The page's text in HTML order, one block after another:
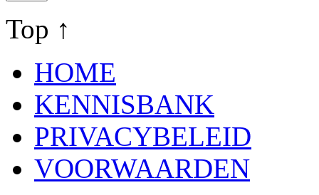
Top ↑
HOME
KENNISBANK
PRIVACYBELEID
VOORWAARDEN